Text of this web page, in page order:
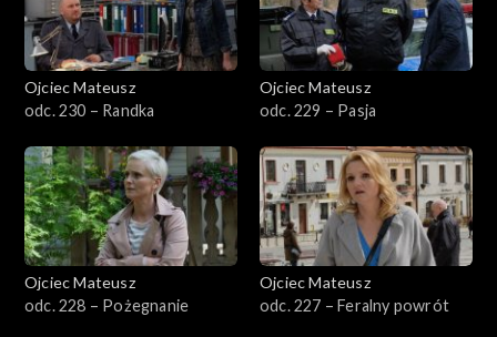
Sezon 19
Sezon 18
Sezon 17
Sezon 16
Sezon 15
Ojciec Mateusz
odc. 230 – Randka
Ojciec Mateusz
odc. 229 – Pasja
Ojciec Mateusz
odc. 228 – Pożegnanie
Ojciec Mateusz
odc. 227 – Feralny powrót